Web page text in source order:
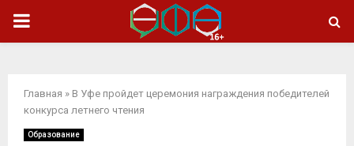
ОСНОВНОЕ
Главная » В Уфе пройдет церемония награждения победителей
конкурса летнего чтения
Образование